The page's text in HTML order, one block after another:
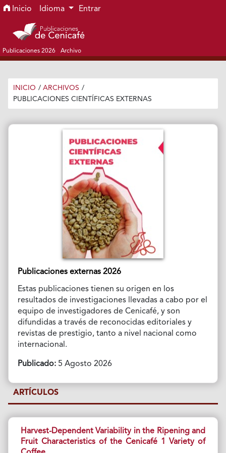
Ir al menú de navegación principal
Ir al contenido principal
Ir al pie de página del sitio
Inicio Idioma Entrar
Publicaciones 2026 Archivo
INICIO / ARCHIVOS /
PUBLICACIONES CIENTÍFICAS EXTERNAS
Publicaciones externas 2026
Estas publicaciones tienen su origen en los
resultados de investigaciones llevadas a cabo por el
equipo de investigadores de Cenicafé, y son
difundidas a través de reconocidas editoriales y
revistas de prestigio, tanto a nivel nacional como
internacional.
Publicado:5 Agosto 2026
ARTÍCULOS
Harvest-Dependent Variability in the Ripening and
Fruit Characteristics of the Cenicafé 1 Variety of